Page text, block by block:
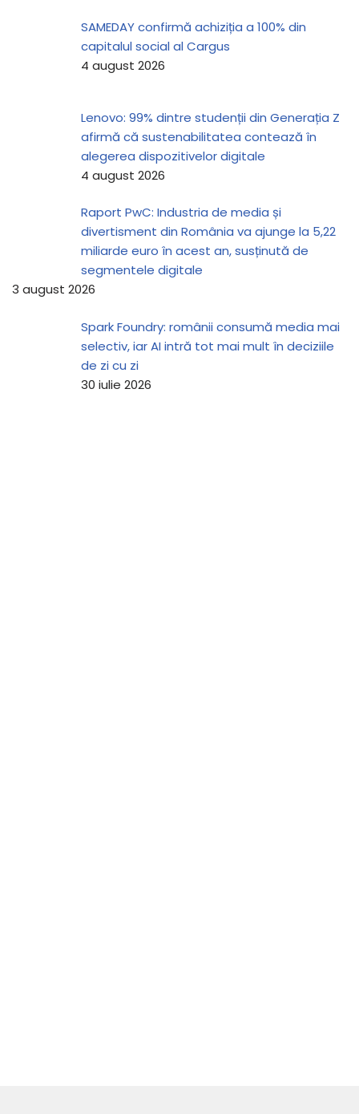
SAMEDAY confirmă achiziția a 100% din
capitalul social al Cargus
4 august 2026
Lenovo: 99% dintre studenții din Generația Z
afirmă că sustenabilitatea contează în
alegerea dispozitivelor digitale
4 august 2026
Raport PwC: Industria de media și
divertisment din România va ajunge la 5,22
miliarde euro în acest an, susținută de
segmentele digitale
3 august 2026
Spark Foundry: românii consumă media mai
selectiv, iar AI intră tot mai mult în deciziile
de zi cu zi
30 iulie 2026